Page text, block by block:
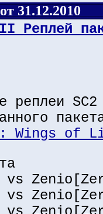
31.12.2010
Реплей
реплеи
Wings of